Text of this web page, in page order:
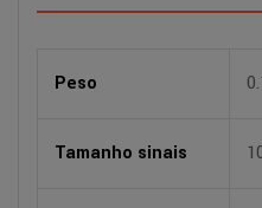
Peso
Tamanho sinais